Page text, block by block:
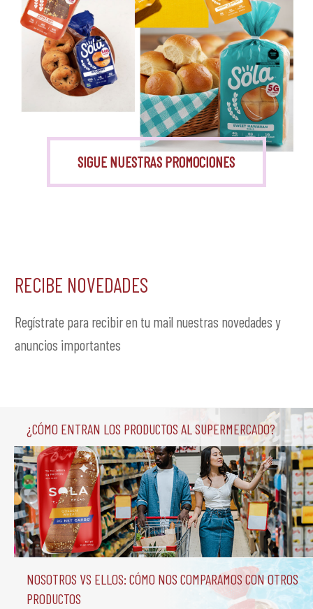
SIGUE NUESTRAS PROMOCIONES
RECIBE NOVEDADES
Regístrate para recibir en tu mail nuestras novedades y
anuncios importantes
¿Cómo entran los productos al supermercado?
Nosotros vs Ellos: Cómo nos comparamos con otros
productos